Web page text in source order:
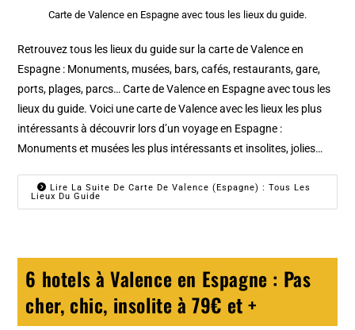
Carte de Valence en Espagne avec tous les lieux du guide.
Retrouvez tous les lieux du guide sur la carte de Valence en
Espagne : Monuments, musées, bars, cafés, restaurants, gare,
ports, plages, parcs… Carte de Valence en Espagne avec tous les
lieux du guide. Voici une carte de Valence avec les lieux les plus
intéressants à découvrir lors d’un voyage en Espagne :
Monuments et musées les plus intéressants et insolites, jolies…
Lire La Suite De Carte De Valence (Espagne) : Tous Les
Lieux Du Guide
6 hotels à Valence en Espagne : Pas
cher, chic, insolite à 79€ et +